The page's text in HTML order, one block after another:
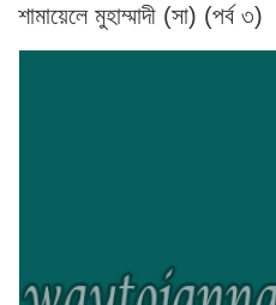
শামায়েলে মুহাম্মাদী (সা) (পর্ব ৩)